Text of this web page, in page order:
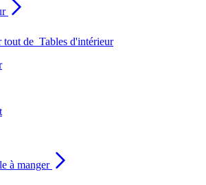
tout de Tables d'intérieur
à manger